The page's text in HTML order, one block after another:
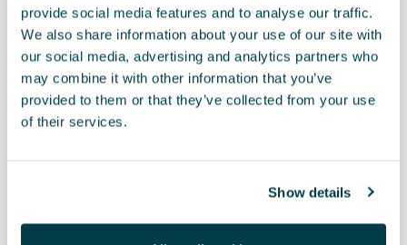
provide social media features and to analyse our traffic.
We also share information about your use of our site with
our social media, advertising and analytics partners who
may combine it with other information that you’ve
provided to them or that they’ve collected from your use
of their services.
Show details
Producto
de forma rápida y segura la suciedad provocada por el tráfico
rodado, polvo, restos de insectos y pájaros, resina de árboles,